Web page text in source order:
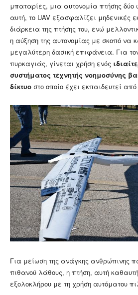
μπαταρίες, μια αυτονομία πτήσης
αυτή, το UAV εξασφαλίζει μηδενικές
διάρκεια της πτήσης του, ενώ
η αύξηση της αυτονομίας με σκοπό να
μεγαλύτερη δασική επιφάνεια. Για
πυρκαγιάς, γίνεται χρήση ενός
συστήματος τεχνητής νοημοσύνης
δίκτυο στο οποίο έχει εκπαιδευτεί
Για μείωση της ανάγκης ανθρώπινης
πιθανού λάθους, η πτήση, αυτή
εξολοκλήρου με τη χρήση αυτόματου